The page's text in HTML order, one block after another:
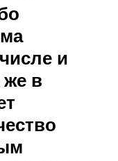
и
же в